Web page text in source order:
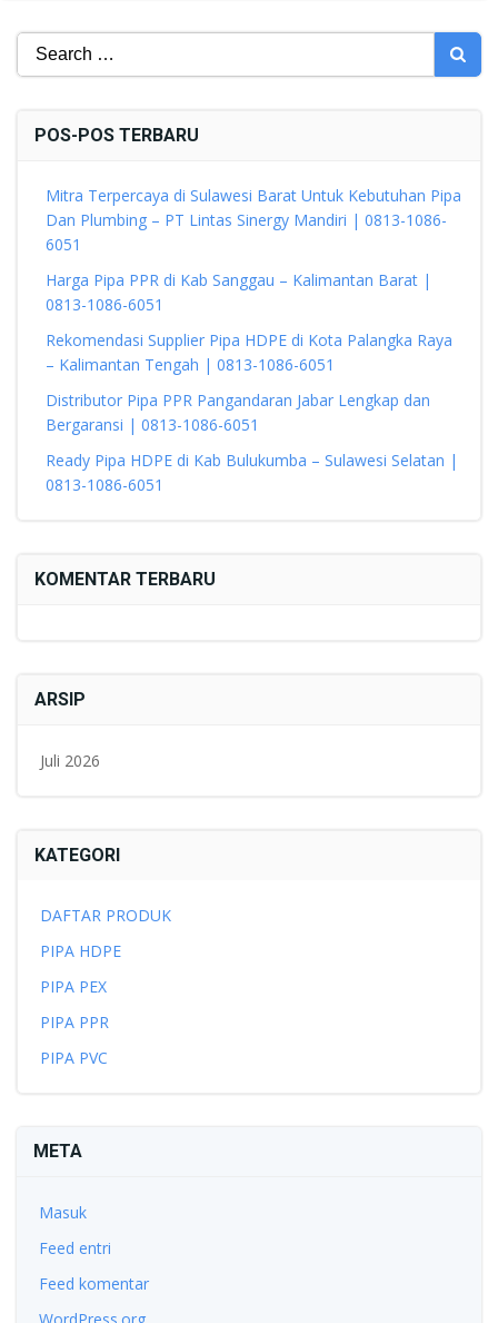
Search
POS-POS TERBARU
Mitra Terpercaya di Sulawesi Barat Untuk Kebutuhan Pipa
Dan Plumbing – PT Lintas Sinergy Mandiri | 0813-1086-
6051
Harga Pipa PPR di Kab Sanggau – Kalimantan Barat |
0813-1086-6051
Rekomendasi Supplier Pipa HDPE di Kota Palangka Raya
– Kalimantan Tengah | 0813-1086-6051
Distributor Pipa PPR Pangandaran Jabar Lengkap dan
Bergaransi | 0813-1086-6051
Ready Pipa HDPE di Kab Bulukumba – Sulawesi Selatan |
0813-1086-6051
KOMENTAR TERBARU
ARSIP
Juli 2026
KATEGORI
DAFTAR PRODUK
PIPA HDPE
PIPA PEX
PIPA PPR
PIPA PVC
META
Masuk
Feed entri
Feed komentar